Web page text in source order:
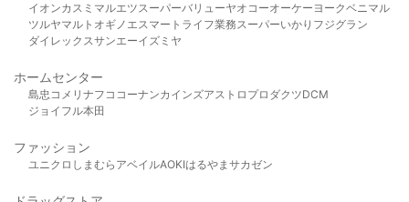
イオンカスミ マルエツスーパーバリューヤオコーオーケー ヨークベニマル
ツルヤマルト オギノ エスマート ライフ業務スーパーいかり フジグラン
ダイレックスサンエーイズミヤ
ホームセンター
島忠 コメリ ナフコ コーナンカインズアストロプロダクツDCM
ジョイフル本田
ファッション
ユニクロ しまむら アベイルAOKIはるやま サカゼン